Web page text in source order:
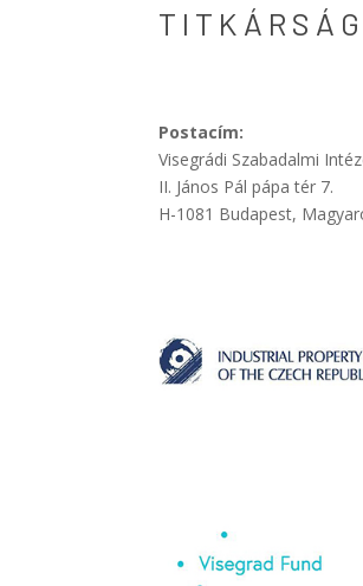
Postacím:
Visegrádi Szabadalmi
II. János Pál pápa tér 7.
H-1081 Budapest,